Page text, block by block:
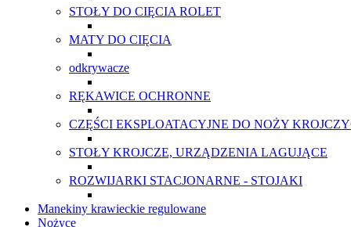
STOŁY DO CIĘCIA ROLET
MATY DO CIĘCIA
odkrywacze
RĘKAWICE OCHRONNE
CZĘŚCI EKSPLOATACYJNE DO NOŻY
STOŁY KROJCZE, URZĄDZENIA LAGUJĄCE
ROZWIJARKI STACJONARNE - STOJAKI
Manekiny krawieckie regulowane
Nożyce